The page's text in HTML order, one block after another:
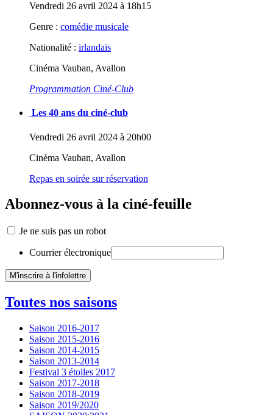
Vendredi 26 avril 2024 à 18h15
Genre : comédie musicale
Nationalité : irlandais
Cinéma Vauban, Avallon
Programmation Ciné-Club
Les 40 ans du ciné-club
Vendredi 26 avril 2024 à 20h00
Cinéma Vauban, Avallon
Repas en soirée sur réservation
Abonnez-vous à la ciné-feuille
Je ne suis pas un robot
Courrier électronique
Toutes nos saisons
Saison 2016-2017
Saison 2015-2016
Saison 2014-2015
Saison 2013-2014
Festival 3 étoiles 2017
Saison 2017-2018
Saison 2018-2019
Saison 2019/2020